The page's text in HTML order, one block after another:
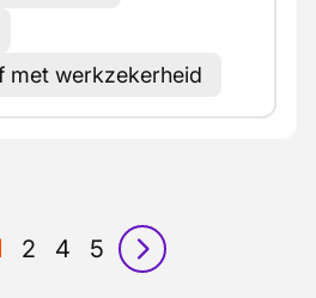
met werkzekerheid
2 4 5
volgende